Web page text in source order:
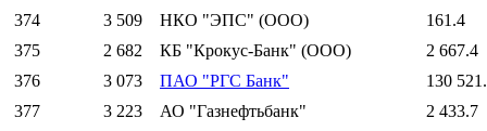
374
3 509 НКО "ЭПС" (ООО)
161.4
375
2 682 КБ "Крокус-Банк" (ООО)
2 667.4
376
3 073 ПАО "РГС Банк"
130
377
3 223 АО "Газнефтьбанк"
2 433.7